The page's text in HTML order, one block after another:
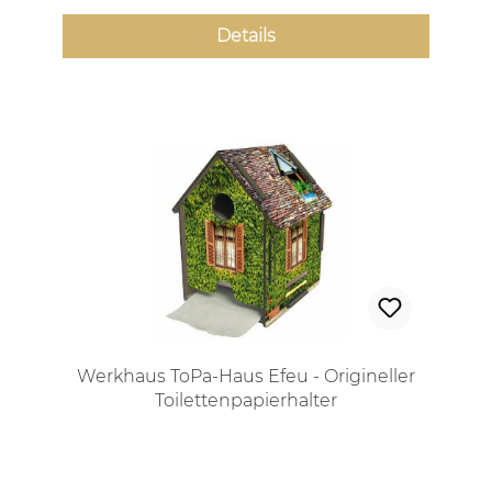
Details
Werkhaus ToPa-Haus Efeu - Origineller
Toilettenpapierhalter